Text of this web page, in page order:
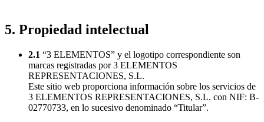
5. Propiedad intelectual
2.1 “3 ELEMENTOS” y el logotipo correspondiente son
marcas registradas por 3 ELEMENTOS
REPRESENTACIONES, S.L.
Este sitio web proporciona información sobre los servicios de
3 ELEMENTOS REPRESENTACIONES, S.L. con NIF: B-
02770733, en lo sucesivo denominado “Titular”.